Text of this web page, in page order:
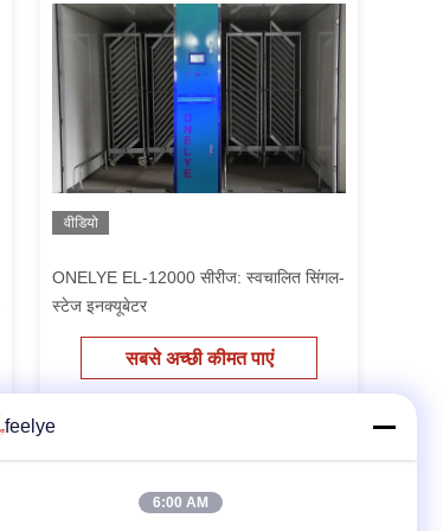
वीडियो
ONELYE EL-12000 सीरीज: स्वचालित सिंगल-
स्टेज इनक्यूबेटर
सबसे अच्छी कीमत पाएं
feelye
6:00 AM